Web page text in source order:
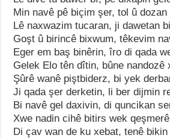
Min navê pê biçim şer, tol û
Lê naxwazim tucaran, ji dawetan
Goşt û birincê bixwum, têkevim
Eger em baş binêrin, îro di qada
Gelek Elo tên dîtin, bûne nandozê
Şûrê wanê piştbiderz, bi yek
Ji qada şer derketin, li ber dijmin
Bi navê gel daxivin, di quncikan
Xwe nadin cihê bitirs wek
Di çav wan de ku xebat, tenê